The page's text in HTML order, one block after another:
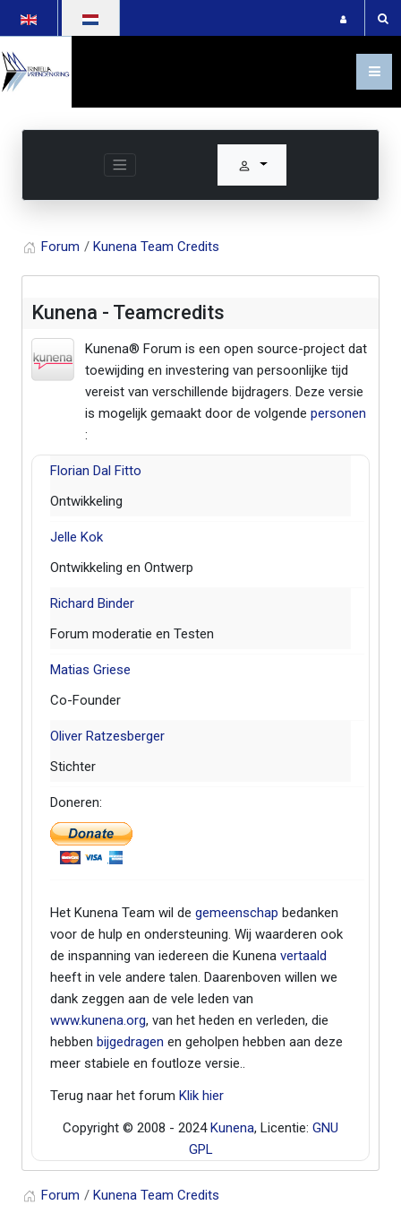
Forum Kunena Team Credits
Kunena - Teamcredits
Kunena® Forum is een open source-project dat
toewijding en investering van persoonlijke tijd
vereist van verschillende bijdragers. Deze versie
is mogelijk gemaakt door de volgende personen
:
Florian Dal Fitto
Ontwikkeling
Jelle Kok
Ontwikkeling en Ontwerp
Richard Binder
Forum moderatie en Testen
Matias Griese
Co-Founder
Oliver Ratzesberger
Stichter
Doneren:
Het Kunena Team wil de gemeenschap bedanken
voor de hulp en ondersteuning. Wij waarderen ook
de inspanning van iedereen die Kunena vertaald
heeft in vele andere talen. Daarenboven willen we
dank zeggen aan de vele leden van
www.kunena.org, van het heden en verleden, die
hebben bijgedragen en geholpen hebben aan deze
meer stabiele en foutloze versie..
Terug naar het forum Klik hier
Copyright © 2008 - 2024Kunena, Licentie: GNU
GPL
Forum Kunena Team Credits